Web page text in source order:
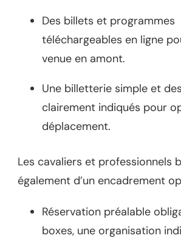
Des billets et programmes
téléchargeables en ligne
venue en amont.
Une billetterie simple et
clairement indiqués pour
déplacement.
Les cavaliers et professionnels
également d’un encadrement
Réservation préalable
boxes, une organisation